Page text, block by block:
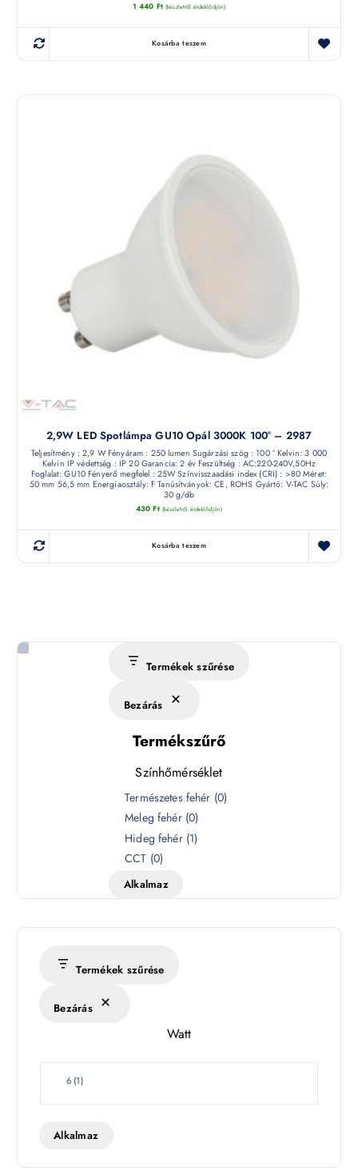
1 440 Ft (készletről érdeklődjön)
Kosárba teszem
2,9W LED Spotlámpa GU10 Opál 3000K 100° – 2987
Teljesítmény : 2,9 W Fényáram : 250 lumen Sugárzási szög : 100 ° Kelvin: 3 000
Kelvin IP védettség : IP 20 Garancia: 2 év Feszültség : AC:220-240V,50Hz
Foglalat: GU10 Fényerő megfelel : 25W Színvisszaadási index (CRI) : >80 Méret:
50 mm 56,5 mm Energiaosztály: F Tanúsítványok: CE, ROHS Gyártó: V-TAC Súly:
30 g/db
430Ft (készletről érdeklődjön)
Kosárba teszem
Termékek szűrése
Bezárás
Termékszűrő
Színhőmérséklet
é
s
k
Természetes fehér (0)
Meleg fehér (0)
Hideg fehér (1)
CCT (0)
Alkalmaz
Termékek szűrése
Bezárás
Watt
W
t
6 (1)
Alkalmaz